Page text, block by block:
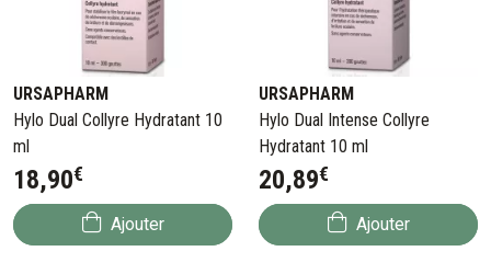
URSAPHARM
Hylo Dual Collyre Hydratant 10
ml
18,90€
Ajouter
URSAPHARM
Hylo Dual Intense Collyre
Hydratant 10 ml
20,89€
Ajouter